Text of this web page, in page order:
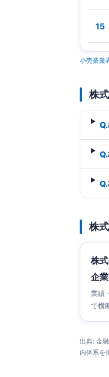
15
小売業業
株
Q.
Q.
Q.
株
株
企
業績
で横
出典: 金
内体系を